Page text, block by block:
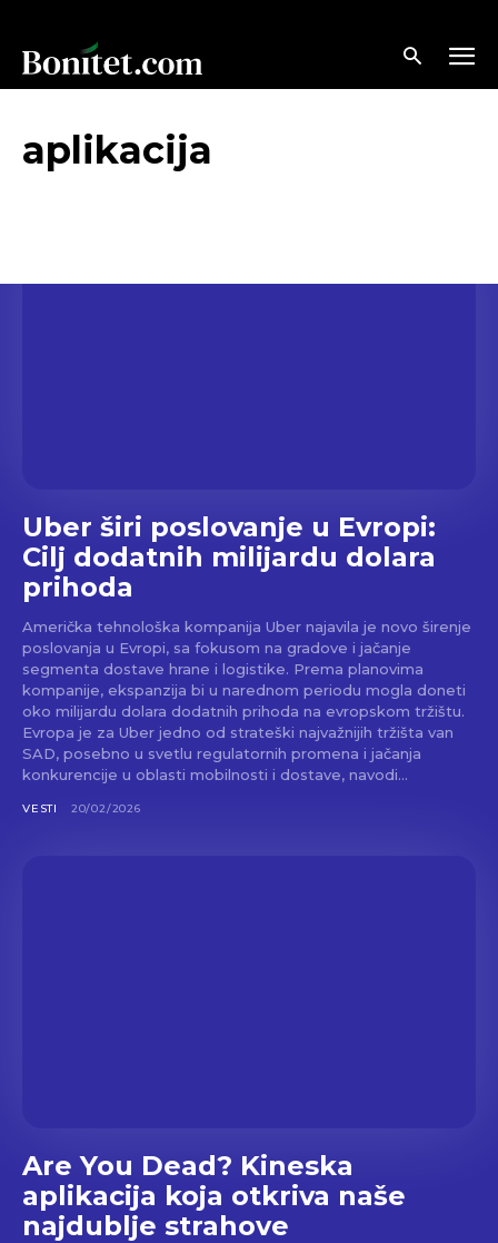
aplikacija
Uber širi poslovanje u Evropi:
Cilj dodatnih milijardu dolara
prihoda
Američka tehnološka kompanija Uber najavila je novo širenje
poslovanja u Evropi, sa fokusom na gradove i jačanje
segmenta dostave hrane i logistike. Prema planovima
kompanije, ekspanzija bi u narednom periodu mogla doneti
oko milijardu dolara dodatnih prihoda na evropskom tržištu.
Evropa je za Uber jedno od strateški najvažnijih tržišta van
SAD, posebno u svetlu regulatornih promena i jačanja
konkurencije u oblasti mobilnosti i dostave, navodi...
VESTI 20/02/2026
Are You Dead? Kineska
aplikacija koja otkriva naše
najdublje strahove